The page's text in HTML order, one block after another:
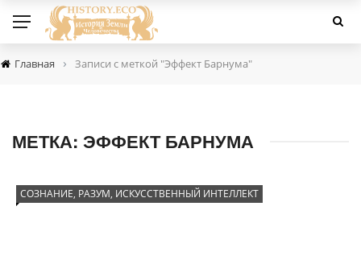
Главная › Записи с меткой "Эффект Барнума"
МЕТКА: ЭФФЕКТ БАРНУМА
СОЗНАНИЕ, РАЗУМ, ИСКУССТВЕННЫЙ ИНТЕЛЛЕКТ